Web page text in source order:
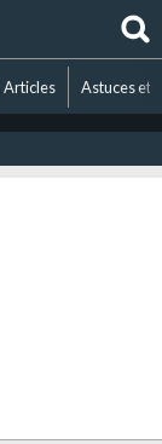
Articles Astuces et